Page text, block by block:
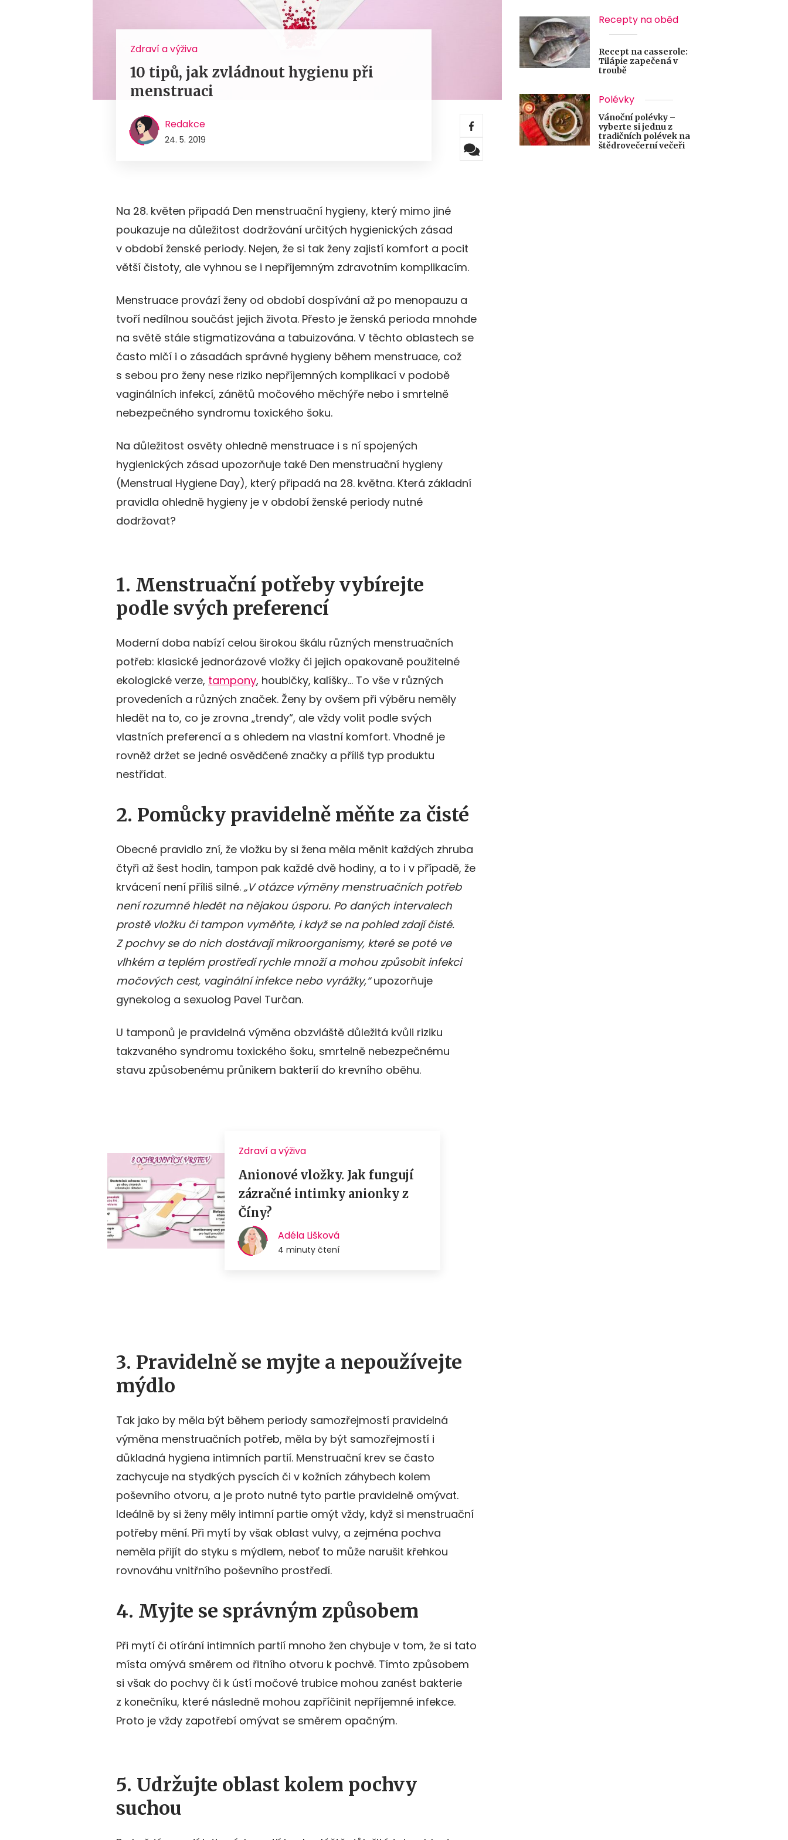
Zdraví a výživa
10 tipů, jak zvládnout hygienu při
menstruaci
Redakce
24. 5. 2019
Na 28. květen připadá Den menstruační hygieny, který mimo jiné
poukazuje na důležitost dodržování určitých hygienických zásad
v období ženské periody. Nejen, že si tak ženy zajistí komfort a pocit
větší čistoty, ale vyhnou se i nepříjemným zdravotním komplikacím.
Menstruace provází ženy od období dospívání až po menopauzu a
tvoří nedílnou součást jejich života. Přesto je ženská perioda mnohde
na světě stále stigmatizována a tabuizována. V těchto oblastech se
často mlčí i o zásadách správné hygieny během menstruace, což
s sebou pro ženy nese riziko nepříjemných komplikací v podobě
vaginálních infekcí, zánětů močového měchýře nebo i smrtelně
nebezpečného syndromu toxického šoku.
Na důležitost osvěty ohledně menstruace i s ní spojených
hygienických zásad upozorňuje také Den menstruační hygieny
(Menstrual Hygiene Day), který připadá na 28. května. Která základní
pravidla ohledně hygieny je v období ženské periody nutné
dodržovat?
1. Menstruační potřeby vybírejte
podle svých preferencí
Moderní doba nabízí celou širokou škálu různých menstruačních
potřeb: klasické jednorázové vložky či jejich opakovaně použitelné
ekologické verze, tampony, houbičky, kalíšky… To vše v různých
provedeních a různých značek. Ženy by ovšem při výběru neměly
hledět na to, co je zrovna „trendy“, ale vždy volit podle svých
vlastních preferencí a s ohledem na vlastní komfort. Vhodné je
rovněž držet se jedné osvědčené značky a příliš typ produktu
nestřídat.
2. Pomůcky pravidelně měňte za čisté
Obecné pravidlo zní, že vložku by si žena měla měnit každých zhruba
čtyři až šest hodin, tampon pak každé dvě hodiny, a to i v případě, že
krvácení není příliš silné. „V otázce výměny menstruačních potřeb
není rozumné hledět na nějakou úsporu. Po daných intervalech
prostě vložku či tampon vyměňte, i když se na pohled zdají čisté.
Z pochvy se do nich dostávají mikroorganismy, které se poté ve
vlhkém a teplém prostředí rychle množí a mohou způsobit infekci
močových cest, vaginální infekce nebo vyrážky,“upozorňuje
gynekolog a sexuolog Pavel Turčan.
U tamponů je pravidelná výměna obzvláště důležitá kvůli riziku
takzvaného syndromu toxického šoku, smrtelně nebezpečnému
stavu způsobenému průnikem bakterií do krevního oběhu.
3. Pravidelně se myjte a nepoužívejte
mýdlo
Tak jako by měla být během periody samozřejmostí pravidelná
výměna menstruačních potřeb, měla by být samozřejmostí i
důkladná hygiena intimních partií. Menstruační krev se často
zachycuje na stydkých pyscích či v kožních záhybech kolem
poševního otvoru, a je proto nutné tyto partie pravidelně omývat.
Ideálně by si ženy měly intimní partie omýt vždy, když si menstruační
potřeby mění. Při mytí by však oblast vulvy, a zejména pochva
neměla přijít do styku s mýdlem, neboť to může narušit křehkou
rovnováhu vnitřního poševního prostředí.
4. Myjte se správným způsobem
Při mytí či otírání intimních partií mnoho žen chybuje v tom, že si tato
místa omývá směrem od řitního otvoru k pochvě. Tímto způsobem
si však do pochvy či k ústí močové trubice mohou zanést bakterie
z konečníku, které následně mohou zapříčinit nepříjemné infekce.
Proto je vždy zapotřebí omývat se směrem opačným.
5. Udržujte oblast kolem pochvy
suchou
Recepty na oběd
Recept na casserole:
Tilápie zapečená v
troubě
Polévky
Vánoční polévky –
vyberte si jednu z
tradičních polévek na
štědrovečerní večeři